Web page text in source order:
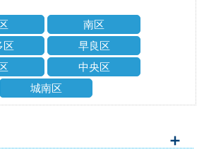
南区
区
早良区
中央区
城南区